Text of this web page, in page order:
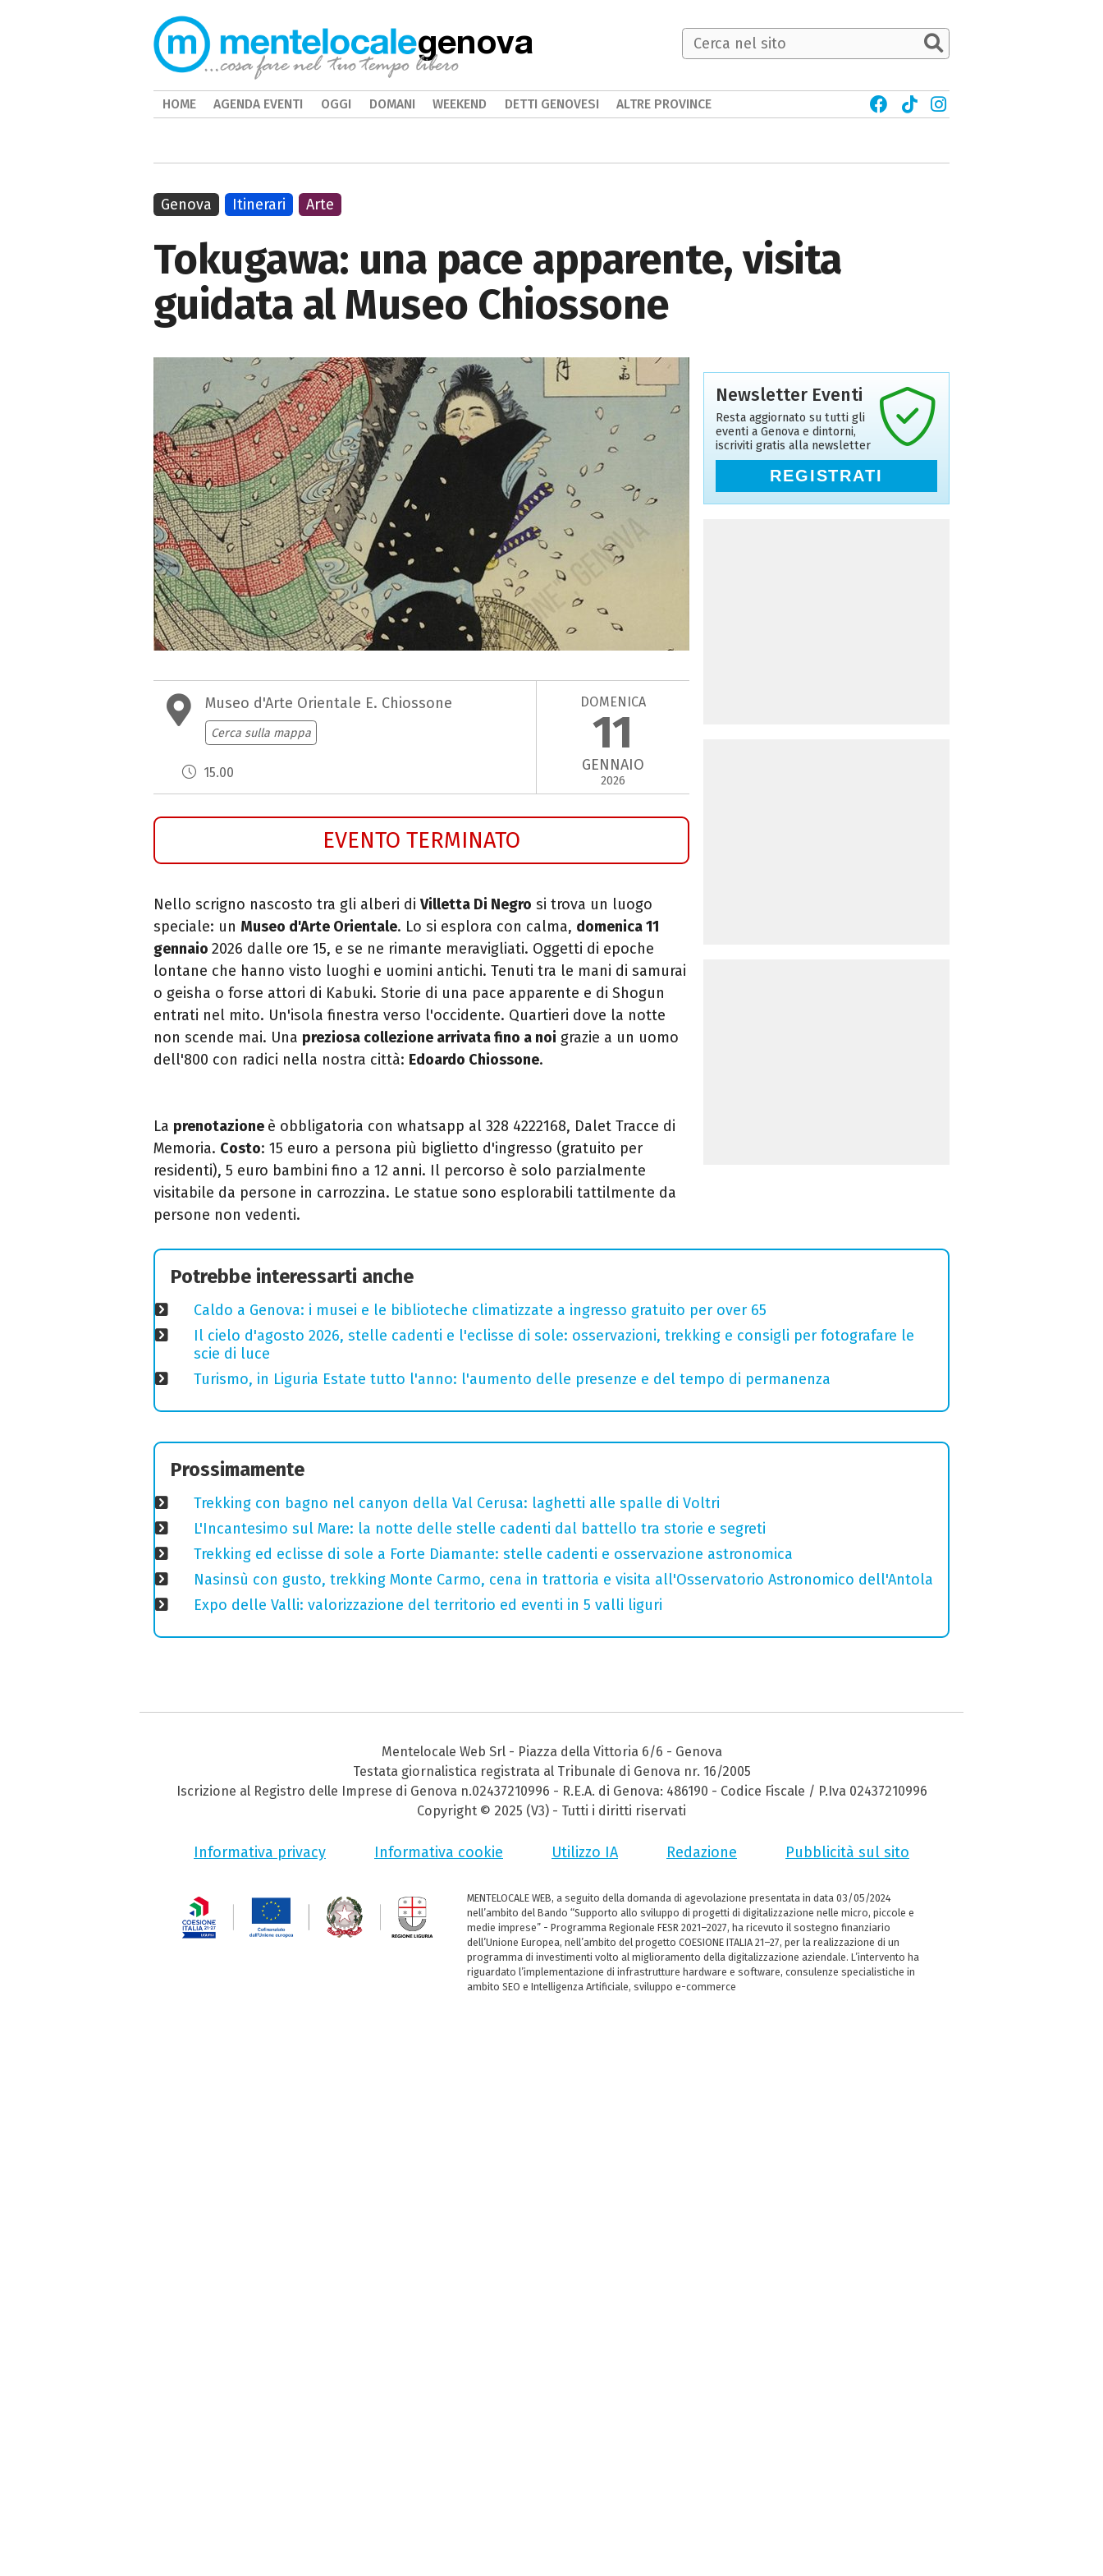
Tokugawa: una pace apparente, visita
guidata al Museo Chiossone
Museo d'Arte Orientale E. Chiossone
Cerca sulla mappa
15.00
DOMENICA
11
GENNAIO
2026
EVENTO TERMINATO
Nello scrigno nascosto tra gli alberi di Villetta Di Negro si trova un luogo
speciale: un Museo d'Arte Orientale. Lo si esplora con calma, domenica 11
gennaio 2026 dalle ore 15, e se ne rimante meravigliati. Oggetti di epoche
lontane che hanno visto luoghi e uomini antichi. Tenuti tra le mani di samurai
o geisha o forse attori di Kabuki. Storie di una pace apparente e di Shogun
entrati nel mito. Un'isola finestra verso l'occidente. Quartieri dove la notte
non scende mai. Una preziosa collezione arrivata fino a noi grazie a un uomo
dell'800 con radici nella nostra città: Edoardo Chiossone.
La prenotazione è obbligatoria con whatsapp al 328 4222168, Dalet Tracce di
Memoria. Costo: 15 euro a persona più biglietto d'ingresso (gratuito per
residenti), 5 euro bambini fino a 12 anni. Il percorso è solo parzialmente
visitabile da persone in carrozzina. Le statue sono esplorabili tattilmente da
persone non vedenti.
Genova Itinerari Arte
Newsletter Eventi
Resta aggiornato su tutti gli
eventi a Genova e dintorni,
iscriviti gratis alla newsletter
REGISTRATI
Potrebbe interessarti anche
Caldo a Genova: i musei e le biblioteche climatizzate a ingresso gratuito per over 65
Il cielo d'agosto 2026, stelle cadenti e l'eclisse di sole: osservazioni, trekking e consigli per fotografare le
scie di luce
Turismo, in Liguria Estate tutto l'anno: l'aumento delle presenze e del tempo di permanenza
Prossimamente
Trekking con bagno nel canyon della Val Cerusa: laghetti alle spalle di Voltri
L'Incantesimo sul Mare: la notte delle stelle cadenti dal battello tra storie e segreti
Trekking ed eclisse di sole a Forte Diamante: stelle cadenti e osservazione astronomica
Nasinsù con gusto, trekking Monte Carmo, cena in trattoria e visita all'Osservatorio Astronomico dell'Antola
Expo delle Valli: valorizzazione del territorio ed eventi in 5 valli liguri
genova
HOME AGENDA EVENTI OGGI DOMANI WEEKEND DETTI GENOVESI ALTRE PROVINCE
Mentelocale Web Srl - Piazza della Vittoria 6/6 - Genova
Testata giornalistica registrata al Tribunale di Genova nr. 16/2005
Iscrizione al Registro delle Imprese di Genova n.02437210996 - R.E.A. di Genova: 486190 - Codice Fiscale / P.Iva 02437210996
Copyright © 2025 (V3) - Tutti i diritti riservati
Informativa privacy Informativa cookie Utilizzo IA Redazione Pubblicità sul sito
MENTELOCALE WEB, a seguito della domanda di agevolazione presentata in data 03/05/2024
nell’ambito del Bando “Supporto allo sviluppo di progetti di digitalizzazione nelle micro, piccole e
medie imprese” - Programma Regionale FESR 2021–2027, ha ricevuto il sostegno finanziario
dell’Unione Europea, nell’ambito del progetto COESIONE ITALIA 21–27, per la realizzazione di un
programma di investimenti volto al miglioramento della digitalizzazione aziendale. L’intervento ha
riguardato l’implementazione di infrastrutture hardware e software, consulenze specialistiche in
ambito SEO e Intelligenza Artificiale, sviluppo e-commerce